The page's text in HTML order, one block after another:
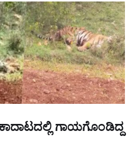
ಗಾಯಗೊಂಡಿದ್ದ